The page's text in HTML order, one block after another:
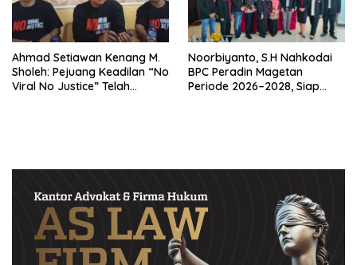
Ahmad Setiawan Kenang M.
Sholeh: Pejuang Keadilan “No
Viral No Justice” Telah
Noorbiyanto, S.H Nahkodai
BPC Peradin Magetan
Periode 2026–2028, Siap